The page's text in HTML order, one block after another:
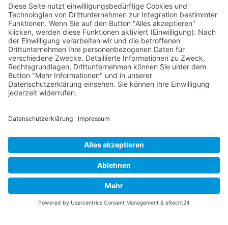
RLSO Minikalender
August 2026
Mo Di Mi Do Fr Sa
So
3127 28 29 30 31 1
2
3310 11 12
26 27 28
3